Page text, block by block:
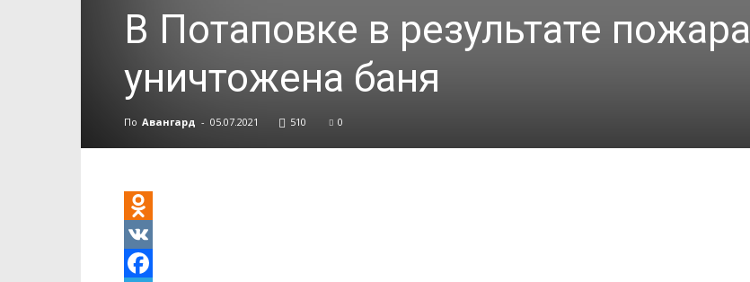
В Потаповке в результате пожара
уничтожена баня
По Авангард - 05.07.2021 510 0
Odnoklassniki
VK